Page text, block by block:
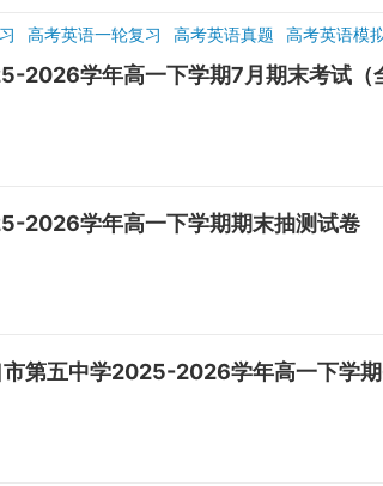
高考英语一轮复习 高考英语真题 高考英语模
2026学年高一下学期7月期末考试（
2026学年高一下学期期末抽测试卷
第五中学2025-2026学年高一下学